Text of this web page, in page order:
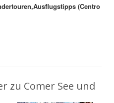
(Centro
zu Comer See und